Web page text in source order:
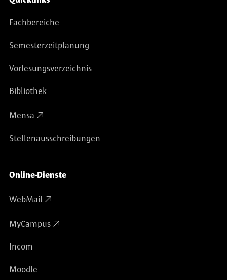
Fachbereiche
Semesterzeitplanung
Vorlesungsverzeichnis
Bibliothek
Mensa
Stellenausschreibungen
Online-Dienste
WebMail
MyCampus
Incom
Moodle